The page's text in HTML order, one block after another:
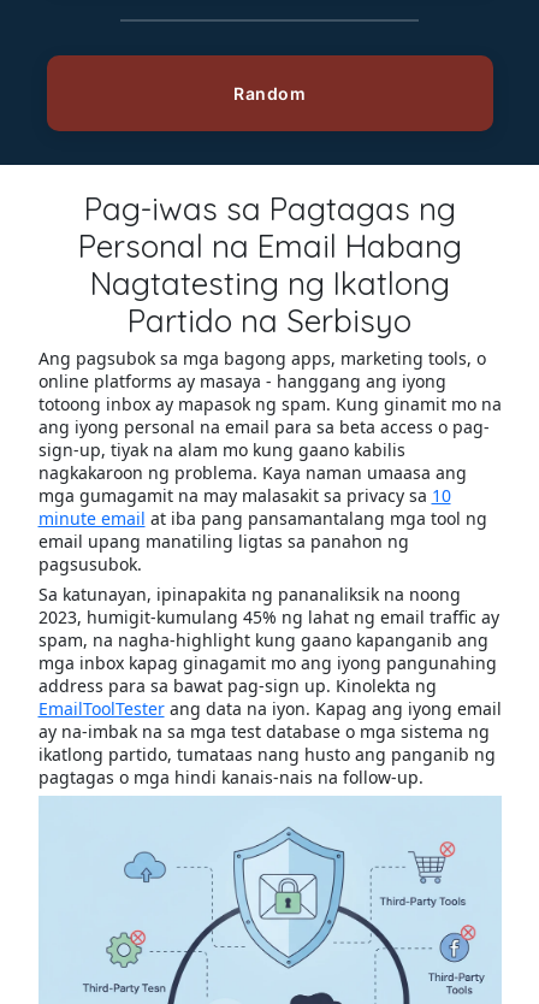
Pag-iwas sa Pagtagas ng
Personal na Email Habang
Nagtatesting ng Ikatlong
Partido na Serbisyo
Ang pagsubok sa mga bagong apps, marketing tools, o
online platforms ay masaya - hanggang ang iyong
totoong inbox ay mapasok ng spam. Kung ginamit mo na
ang iyong personal na email para sa beta access o pag-
sign-up, tiyak na alam mo kung gaano kabilis
nagkakaroon ng problema. Kaya naman umaasa ang
mga gumagamit na may malasakit sa privacy sa 10
minute email at iba pang pansamantalang mga tool ng
email upang manatiling ligtas sa panahon ng
pagsusubok.
Sa katunayan, ipinapakita ng pananaliksik na noong
2023, humigit-kumulang 45% ng lahat ng email traffic ay
spam, na nagha-highlight kung gaano kapanganib ang
mga inbox kapag ginagamit mo ang iyong pangunahing
address para sa bawat pag-sign up. Kinolekta ng
EmailToolTesterang data na iyon. Kapag ang iyong email
ay na-imbak na sa mga test database o mga sistema ng
ikatlong partido, tumataas nang husto ang panganib ng
pagtagas o mga hindi kanais-nais na follow-up.